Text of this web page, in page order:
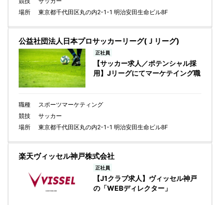
場所
東京都千代田区丸の内2-1-1 明治安田生命ビル8F
公益社団法人日本プロサッカーリーグ(Ｊリーグ)
正社員
【サッカー求人／ポテンシャル採
用】Jリーグにてマーケテイング職
職種
スポーツマーケティング
競技
サッカー
場所
東京都千代田区丸の内2-1-1 明治安田生命ビル8F
楽天ヴィッセル神戸株式会社
正社員
【J1クラブ求人】ヴィッセル神戸
の「WEBディレクター」